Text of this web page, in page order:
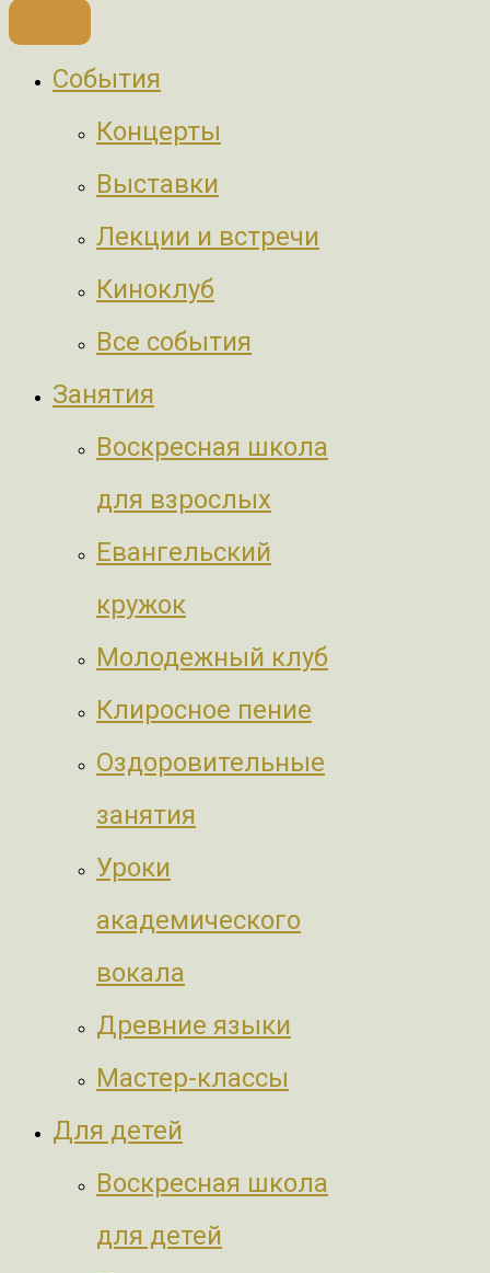
События
Концерты
Выставки
Лекции и встречи
Киноклуб
Все события
Занятия
Воскресная школа
для взрослых
Евангельский
кружок
Молодежный клуб
Клиросное пение
Оздоровительные
занятия
Уроки
академического
вокала
Древние языки
Мастер-классы
Для детей
Воскресная школа
для детей